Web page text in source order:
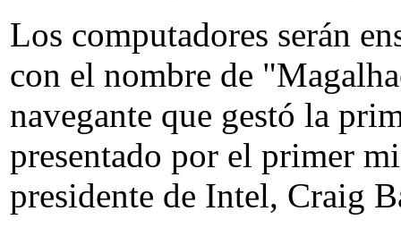
Los computadores serán
con el nombre de
navegante que gestó la
presentado por el primer
presidente de Intel, Craig